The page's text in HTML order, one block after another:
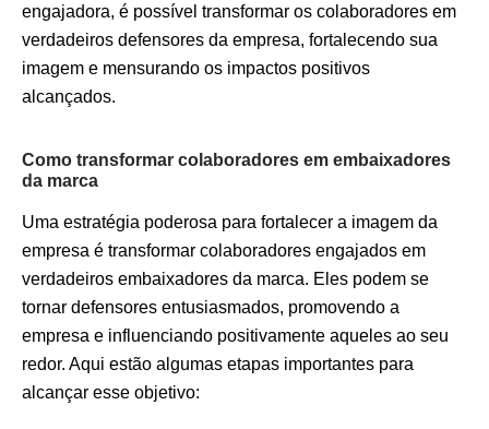
engajadora, é possível transformar os colaboradores em
verdadeiros defensores da empresa, fortalecendo sua
imagem e mensurando os impactos positivos
alcançados.
Como transformar colaboradores em embaixadores
da marca
Uma estratégia poderosa para fortalecer a imagem da
empresa é transformar colaboradores engajados em
verdadeiros embaixadores da marca. Eles podem se
tornar defensores entusiasmados, promovendo a
empresa e influenciando positivamente aqueles ao seu
redor. Aqui estão algumas etapas importantes para
alcançar esse objetivo: